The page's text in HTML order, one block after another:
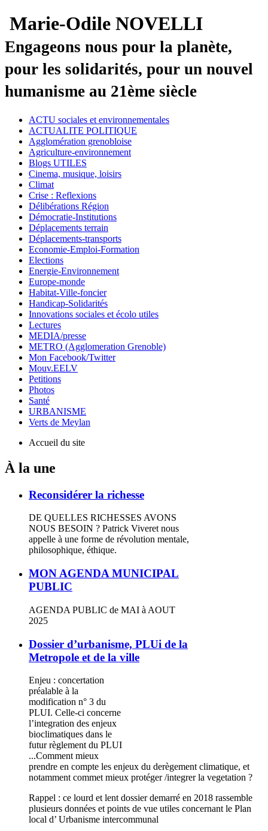
Marie-Odile NOVELLI
Engageons nous pour la planète,
pour les solidarités, pour un nouvel
humanisme au 21ème siècle
ACTU sociales et environnementales
ACTUALITE POLITIQUE
Agglomération grenobloise
Agriculture-environnement
Blogs UTILES
Cinema, musique, loisirs
Climat
Crise : Reflexions
Délibérations Région
Démocratie-Institutions
Déplacements terrain
Déplacements-transports
Economie-Emploi-Formation
Elections
Energie-Environnement
Europe-monde
Habitat-Ville-foncier
Handicap-Solidarités
Innovations sociales et écolo utiles
Lectures
MEDIA/presse
METRO (Agglomeration Grenoble)
Mon Facebook/Twitter
Mouv.EELV
Petitions
Photos
Santé
URBANISME
Verts de Meylan
Accueil du site
À la une
Reconsidérer la richesse
DE QUELLES RICHESSES AVONS
NOUS BESOIN ? Patrick Viveret nous
appelle à une forme de révolution mentale,
philosophique, éthique.
MON AGENDA MUNICIPAL
PUBLIC
AGENDA PUBLIC de MAI à AOUT
2025
Dossier d’urbanisme, PLUi de la
Metropole et de la ville
Enjeu : concertation
préalable à la
modification n° 3 du
PLUI. Celle-ci concerne
l’integration des enjeux
bioclimatiques dans le
futur règlement du PLUI
...Comment mieux
prendre en compte les enjeux du derègement climatique, et
notamment commet mieux protéger /integrer la vegetation ?
Rappel : ce lourd et lent dossier demarré en 2018 rassemble
plusieurs données et points de vue utiles concernant le Plan
local d’ Urbanisme intercommunal